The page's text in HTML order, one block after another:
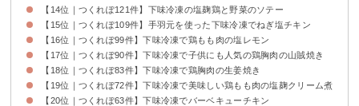
【14位｜つくれぽ121件】下味冷凍の塩麹鶏と野菜のソテー
【15位｜つくれぽ109件】手羽元を使った下味冷凍でねぎ塩チキン
【16位｜つくれぽ99件】下味冷凍で鶏もも肉の塩レモン
【17位｜つくれぽ90件】下味冷凍で子供にも人気の鶏胸肉の山賊焼き
【18位｜つくれぽ83件】下味冷凍で鶏胸肉の生姜焼き
【19位｜つくれぽ72件】下味冷凍で美味しい鶏もも肉の塩麹クリーム煮
【20位｜つくれぽ63件】下味冷凍でバーベキューチキン